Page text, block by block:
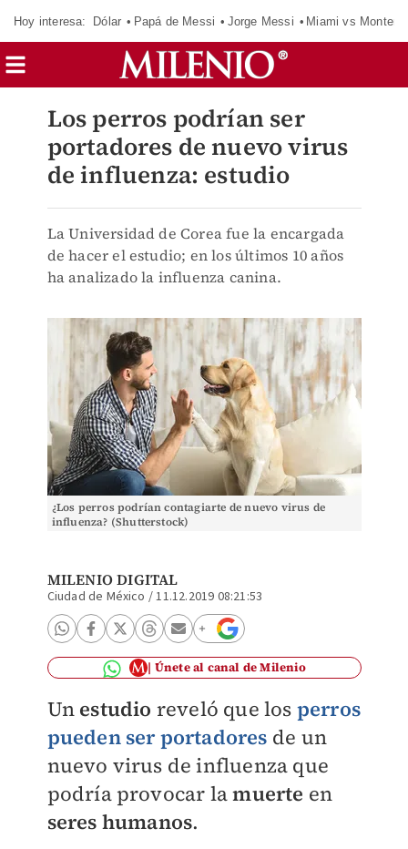
Hoy interesa: Dólar Papá de Messi Jorge Messi Miami vs
Los perros podrían ser
portadores de nuevo virus
de influenza: estudio
La Universidad de Corea fue la encargada
de hacer el estudio; en los últimos 10 años
ha analizado la influenza canina.
¿Los perros podrían contagiarte de nuevo virus de
influenza? (Shutterstock)
MILENIO DIGITAL
Ciudad de México /11.12.2019 08:21:53
Únete al canal de Milenio
Un estudio reveló que los perros
pueden ser portadores de un
nuevo virus de influenza que
podría provocar lamuerte en
seres humanos.